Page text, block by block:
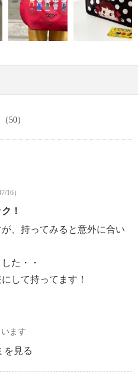
（50）
16）
！
、持ってみると意外に合い
た・・
して持ってます！
ます
を見る